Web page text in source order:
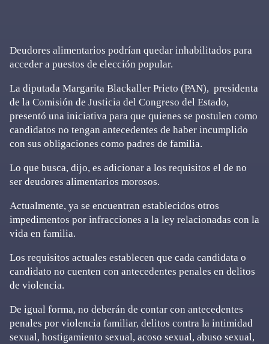
Deudores alimentarios podrían quedar inhabilitados para
acceder a puestos de elección popular.
La diputada Margarita Blackaller Prieto (PAN), presidenta
de la Comisión de Justicia del Congreso del Estado,
presentó una iniciativa para que quienes se postulen como
candidatos no tengan antecedentes de haber incumplido
con sus obligaciones como padres de familia.
Lo que busca, dijo, es adicionar a los requisitos el de no
ser deudores alimentarios morosos.
Actualmente, ya se encuentran establecidos otros
impedimentos por infracciones a la ley relacionadas con la
vida en familia.
Los requisitos actuales establecen que cada candidata o
candidato no cuenten con antecedentes penales en delitos
de violencia.
De igual forma, no deberán de contar con antecedentes
penales por violencia familiar, delitos contra la intimidad
sexual, hostigamiento sexual, acoso sexual, abuso sexual,